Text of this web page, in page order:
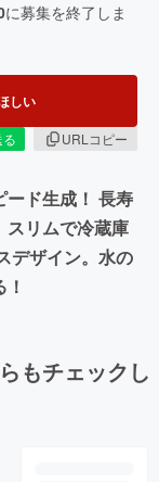
に募集を終了しま
しい
URLコピー
ード生成！ 長寿
スリムで冷蔵庫
デザイン。水の
もチェックし